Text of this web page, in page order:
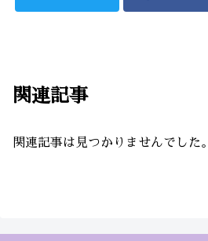
関連記事
関連記事は見つかりませんでした。